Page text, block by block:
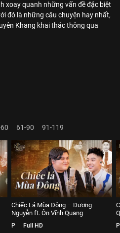
xoay quanh những vấn đề đặc biệt
đó là những câu chuyện hay nhất,
Khang khai thác thông qua
61-90 91-119
Chiếc Lá Mùa Đông – Dương
Nguyễn ft. Ôn Vĩnh Quang
P Full HD P